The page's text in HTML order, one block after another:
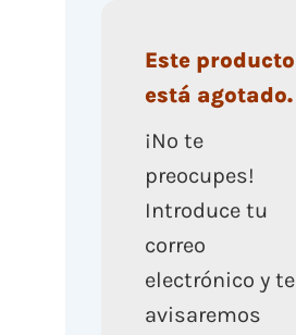
Este producto
está agotado.
¡No te
preocupes!
Introduce tu
correo
electrónico y te
avisaremos